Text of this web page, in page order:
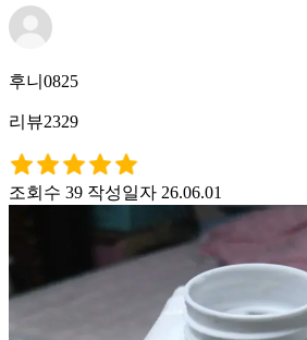
후니0825
리뷰2329
조회수 39 작성일자 26.06.01